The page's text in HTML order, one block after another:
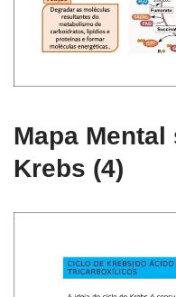
Mapa
Krebs (4)